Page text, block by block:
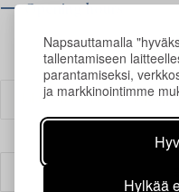
Napsauttamalla
tallentamiseen
parantamiseksi,
ja markkinointimme
Hylkää
⟶ Opening hours